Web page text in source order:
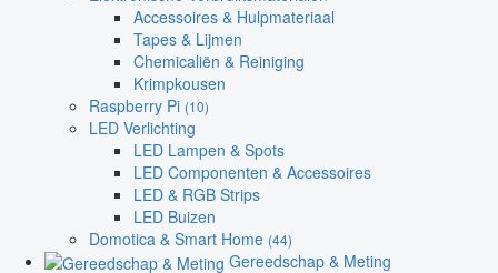
Accessoires & Hulpmateriaal
Tapes & Lijmen
Chemicaliën & Reiniging
Krimpkousen
Raspberry Pi (10)
LED Verlichting
LED Lampen & Spots
LED Componenten & Accessoires
LED & RGB Strips
LED Buizen
Domotica & Smart Home (44)
Gereedschap & Meting